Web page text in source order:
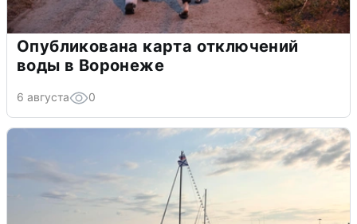
Опубликована карта отключений
воды в Воронеже
6 августа 0